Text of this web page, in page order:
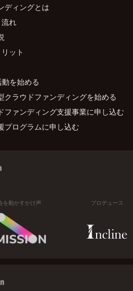
ディングとは
流れ
ット
を始める
クラウドファンディングを始める
ファンディング支援事業に申し込む
プログラムに申し込む
を動かすかけ声 プロデュース